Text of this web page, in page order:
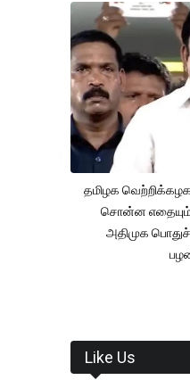
தமிழக
சொன்ன எதையும்
அதிமுக பொதுச்
Like Us